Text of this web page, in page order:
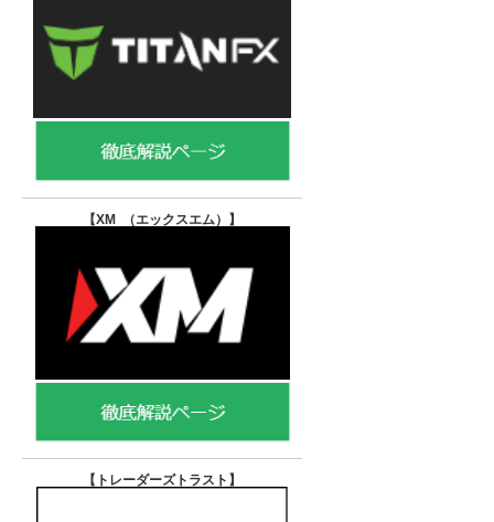
【XM （エックスエム） 】
【トレーダーズトラスト 】